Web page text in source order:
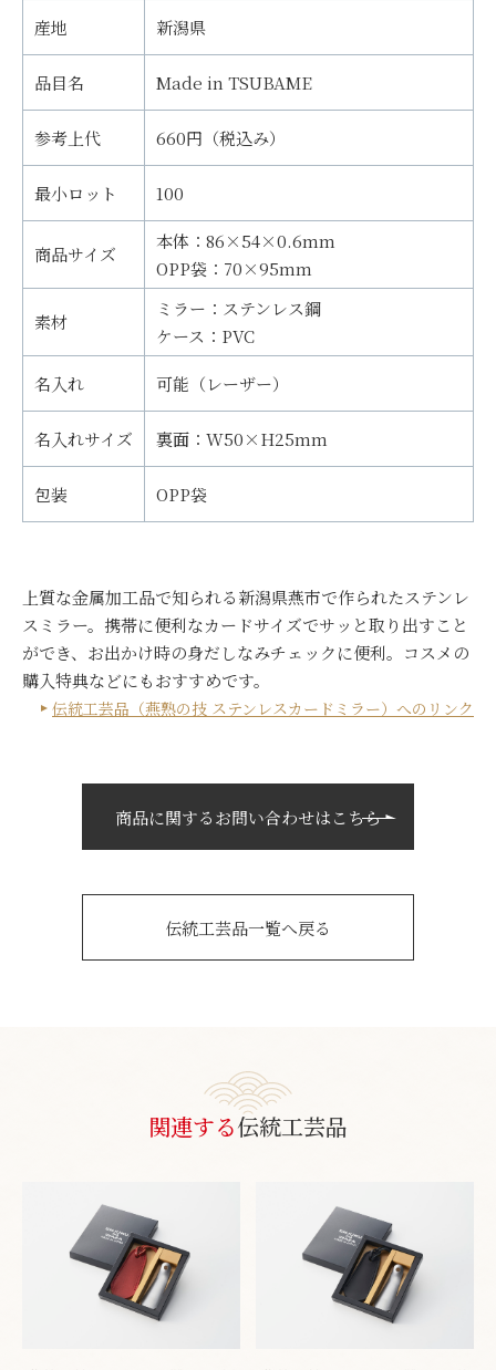
産地 新潟県
品目名 Made in TSUBAME
参考上代 660円（税込み）
最小ロット 100
商品サイズ
本体：86×54×0.6mm
OPP袋：70×95mm
素材
ミラー：ステンレス鋼
ケース：PVC
名入れ 可能（レーザー）
名入れサイズ 裏面：W50×H25mm
包装 OPP袋
上質な金属加工品で知られる新潟県燕市で作られたステンレ
スミラー。携帯に便利なカードサイズでサッと取り出すこと
ができ、お出かけ時の身だしなみチェックに便利。コスメの
購入特典などにもおすすめです。
伝統工芸品（燕熟の技 ステンレスカードミラー）へのリンク
商品に関するお問い合わせはこちら
伝統工芸品一覧へ戻る
関連する伝統工芸品